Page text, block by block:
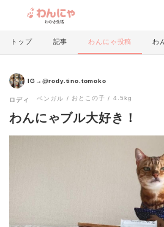
トップ 記事 わんにゃ投稿 わ
IG→@rody.tino.tomoko
ロディ ベンガル おとこの子 4.5kg
わんにゃブル大好き！